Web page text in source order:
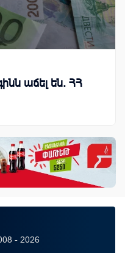
աճել են. ՀՀ
- 2026